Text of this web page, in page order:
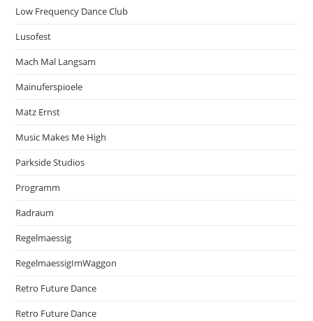
Low Frequency Dance Club
Lusofest
Mach Mal Langsam
Mainuferspioele
Matz Ernst
Music Makes Me High
Parkside Studios
Programm
Radraum
Regelmaessig
RegelmaessigImWaggon
Retro Future Dance
Retro Future Dance